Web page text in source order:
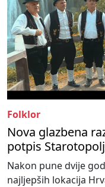
Folklor
Nova glazbena
potpis
Nakon pune dvije
najljepših lokacija